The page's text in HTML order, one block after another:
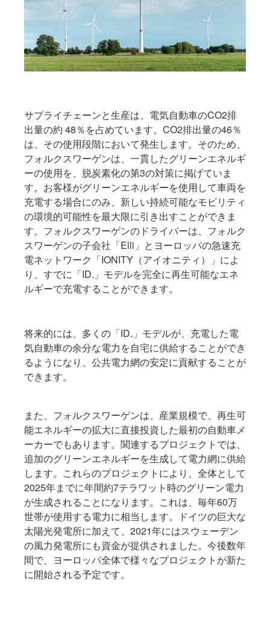
サプライチェーンと生産は、電気自動車のCO2排
出量の約 48％を占めています。CO2排出量の46％
は、その使用段階において発生します。そのため、
フォルクスワーゲンは、一貫したグリーンエネルギ
ーの使用を、脱炭素化の第3の対策に掲げていま
す。お客様がグリーンエネルギーを使用して車両を
充電する場合にのみ、新しい持続可能なモビリティ
の環境的可能性を最大限に引き出すことができま
す。フォルクスワーゲンのドライバーは、フォルク
スワーゲンの子会社「Elli」とヨーロッパの急速充
電ネットワーク「IONITY（アイオニティ）」によ
り、すでに「ID.」モデルを完全に再生可能なエネ
ルギーで充電することができます。
将来的には、多くの「ID.」モデルが、充電した電
気自動車の余分な電力を自宅に供給することができ
るようになり、公共電力網の安定に貢献することが
できます。
また、フォルクスワーゲンは、産業規模で、再生可
能エネルギーの拡大に直接投資した最初の自動車メ
ーカーでもあります。関連するプロジェクトでは、
追加のグリーンエネルギーを生成して電力網に供給
します。これらのプロジェクトにより、全体として
2025年までに年間約7テラワット時のグリーン電力
が生成されることになります。これは、毎年60万
世帯が使用する電力に相当します。ドイツの巨大な
太陽光発電所に加えて、2021年にはスウェーデン
の風力発電所にも資金が提供されました。今後数年
間で、ヨーロッパ全体で様々なプロジェクトが新た
に開始される予定です。